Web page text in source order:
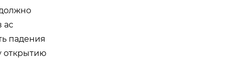
ac
падения
открытию